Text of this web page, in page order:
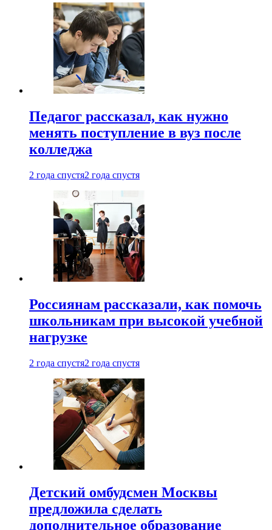
Педагог рассказал, как нужно
менять поступление в вуз после
колледжа
2 года спустя2 года спустя
Россиянам рассказали, как помочь
школьникам при высокой учебной
нагрузке
2 года спустя2 года спустя
Детский омбудсмен Москвы
предложила сделать
дополнительное образование